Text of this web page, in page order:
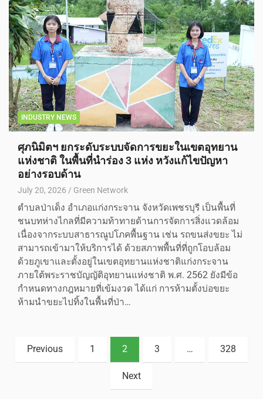
INDUSTRY NEWS
ศุภนิมิตฯ ยกระดับระบบจัดการขยะในเขตอุทยาน
แห่งชาติ ในพื้นที่นำร่อง 3 แห่ง หวังแก้ไขปัญหา
อย่างรอบด้าน
July 20, 2026 Green Network
ตำบลป่าเด็ง อำเภอแก่งกระจาน จังหวัดเพชรบุรี เป็นพื้นที่
ชนบทห่างไกลที่มีความท้าทายด้านการจัดการสิ่งแวดล้อม
เนื่องจากระบบสาธารณูปโภคพื้นฐาน เช่น รถขนส่งขยะ ไม่
สามารถเข้ามาให้บริการได้ ด้วยสภาพพื้นที่ที่ถูกโอบล้อม
ด้วยภูเขาและตั้งอยู่ในเขตอุทยานแห่งชาติแก่งกระจาน
ภายใต้พระราชบัญญัติอุทยานแห่งชาติ พ.ศ. 2562 ยังมีข้อ
กำหนดทางกฎหมายที่เข้มงวด ได้แก่ การห้ามตั้งบ่อขยะ
ห้ามนำขยะไปทิ้งในพื้นที่ป่า…
Previous 1 2 3 … 328
Next